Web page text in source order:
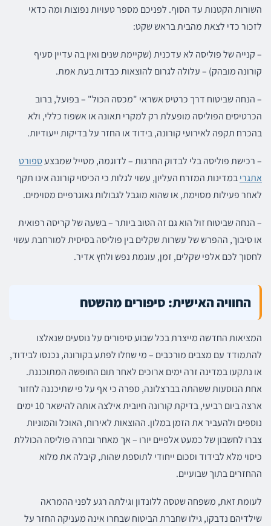
השורות הקטנות עד הסוף. לפניכם מספר טעויות נפוצות ומה כדאי
לזכור כדי לצאת מהבית בראש שקט:
– קנייה של פוליסה לא עדכנית (שקיימת שנים ואין בה עדיין סעיף
קורונה מובהק) – עלולה לגרום להוצאות כבדות בעת אמת.
– הנחה שביטוח דרך כרטיס אשראי "מכסה הכול" – בפועל, ברוב
הכרטיסים הפוליסה מופעלת רק למקרי תאונה או אשפוז כללי, ולא
בהכרח תקפה לאירועי קורונה, בידוד או החזר על בדיקות ייעודיות.
– רכישת פוליסה בלי לבדוק החרגות – לדוגמה, מטייל שמבצעספורט
אתגריבמדינות המזרח העליון, עשוי לגלות כי הכיסוי קורונה אינו תקף
לאחר פעילות מסוימת, או שהוא מוגבל לגבולות גאוגרפיים מסוימים.
– הנחה שביטוח זול הוא גם זה הטוב ביותר – בשעה של קריסה רפואית
או סיבוך, ההפרש של עשרות שקלים בין פוליסה בסיסית למורחבת עשוי
לחסוך לכם אלפי שקלים, זמן, עוגמת נפש ולחץ אדיר.
החוויה האישית: סיפורים מהשטח
המציאות החדשה מייצרת בכל שבוע סיפורים על נוסעים שנאלצו
להתמודד עם מצבים מורכבים – מי שחלו לפתע בקורונה, נכנסו לבידוד,
או נתקעו במדינה זרה ימים ארוכים לאחר תום החופשה המתוכננת.
אחת הנוסעות ששהתה בברצלונה, ספרה כי אף על פי שתיכננה לחזור
ארצה ביום רביעי, בדיקת קורונה חיובית אילצה אותה להישאר 10 ימים
נוספים ולהעביר את הזמן במלון. ההוצאות לאירוח, האוכל והמוניות
צברו לחשבון של כמעט אלפיים יורו – אך מאחר ובחרה פוליסה הכוללת
כיסוי מלא לבידוד וסכום ייחודי לתוספת שהות, קיבלה את מלוא
ההחזרים בתוך שבועיים.
לעומת זאת, משפחה שטסה ללונדון וגילתה רגע לפני ההמראה
שילדיהם נדבקו, גילו שחברת הביטוח שבחרו אינה מעניקה החזר על